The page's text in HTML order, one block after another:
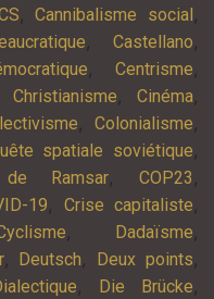
,Cannibalisme social ,
,Castellano,
,Centrisme,
Christianisme, Cinéma,
, Colonialisme,
spatiale soviétique,
de Ramsar, COP23 ,
19, Crise capitaliste,
, Dadaïsme,
, Deutsch, Deux points,
, Die Brücke,